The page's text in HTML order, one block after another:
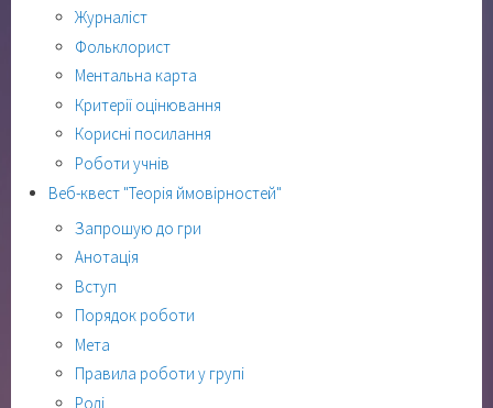
Журналіст
Фольклорист
Ментальна карта
Критерії оцінювання
Корисні посилання
Роботи учнів
Веб-квест "Теорія ймовірностей"
Запрошую до гри
Анотація
Вступ
Порядок роботи
Мета
Правила роботи у групі
Ролі